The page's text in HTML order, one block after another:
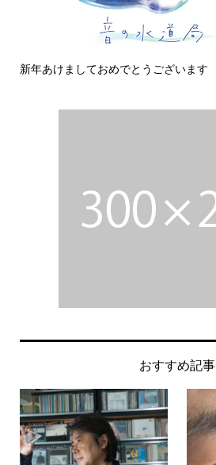
あけましておめでとうございます
おすすめ記事